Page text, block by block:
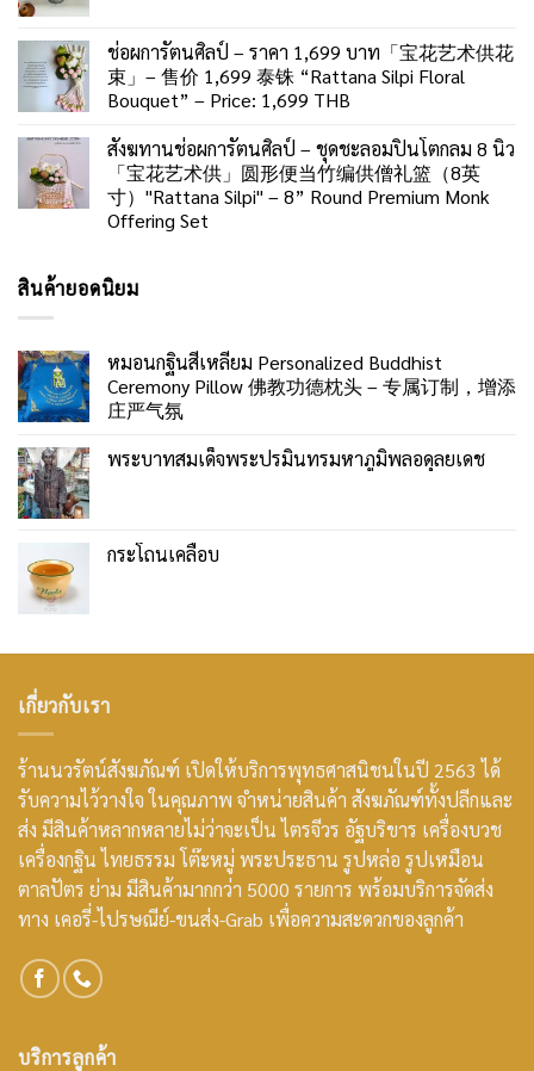
ช่อผการัตนศิลป์ – ราคา 1,699 บาท「宝花艺术供花
束」– 售价 1,699 泰铢 “Rattana Silpi Floral
Bouquet” – Price: 1,699 THB
สังฆทานช่อผการัตนศิลป์ – ชุดชะลอมปิ่นโตกลม 8 นิ้ว
「宝花艺术供」圆形便当竹编供僧礼篮（8英
寸）"Rattana Silpi" – 8” Round Premium Monk
Offering Set
สินค้ายอดนิยม
หมอนกฐินสี่เหลี่ยม Personalized Buddhist
Ceremony Pillow 佛教功德枕头 – 专属订制，增添
庄严气氛
พระบาทสมเด็จพระปรมินทรมหาภูมิพลอดุลยเดช
กระโถนเคลือบ
เกี่ยวกับเรา
ร้านนวรัตน์สังฆภัณฑ์ เปิดให้บริการพุทธศาสนิชนในปี 2563 ได้
รับความไว้วางใจ ในคุณภาพ จำหน่ายสินค้า สังฆภัณฑ์ทั้งปลีกและ
ส่ง มีสินค้าหลากหลายไม่ว่าจะเป็น ไตรจีวร อัฐบริขาร เครื่องบวช
เครื่องกฐิน ไทยธรรม โต๊ะหมู่ พระประธาน รูปหล่อ รูปเหมือน
ตาลปัตร ย่าม มีสินค้ามากกว่า 5000 รายการ พร้อมบริการจัดส่ง
ทาง เคอรี่-ไปรษณีย์-ขนส่ง-Grab เพื่อความสะดวกของลูกค้า
บริการลูกค้า